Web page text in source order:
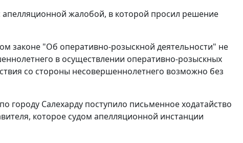
жалобой, в которой просил решение
законе "Об оперативно-розыскной деятельности" не
в осуществлении оперативно-розыскных
со стороны несовершеннолетнего возможно без
городу Салехарду поступило письменное ходатайство
которое судом апелляционной инстанции